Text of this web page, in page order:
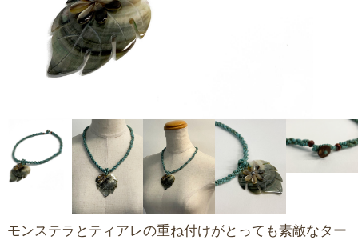
モンステラとティアレの重ね付けがとっても素敵なター